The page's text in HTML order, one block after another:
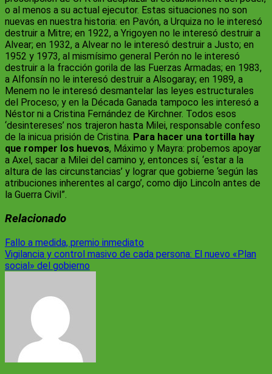
o al menos a su actual ejecutor. Estas situaciones no son
nuevas en nuestra historia: en Pavón, a Urquiza no le interesó
destruir a Mitre; en 1922, a Yrigoyen no le interesó destruir a
Alvear; en 1932, a Alvear no le interesó destruir a Justo; en
1952 y 1973, al mismísimo general Perón no le interesó
destruir a la fracción gorila de las Fuerzas Armadas; en 1983,
a Alfonsín no le interesó destruir a Alsogaray; en 1989, a
Menem no le interesó desmantelar las leyes estructurales
del Proceso; y en la Década Ganada tampoco les interesó a
Néstor ni a Cristina Fernández de Kirchner. Todos esos
‘desintereses’ nos trajeron hasta Milei, responsable confeso
de la inicua prisión de Cristina. Para hacer una tortilla hay
que romper los huevos, Máximo y Mayra: probemos apoyar
a Axel, sacar a Milei del camino y, entonces sí, ‘estar a la
altura de las circunstancias’ y lograr que gobierne ‘según las
atribuciones inherentes al cargo’, como dijo Lincoln antes de
la Guerra Civil”.
Relacionado
Navegación
de
Fallo a medida, premio inmediato
Vigilancia y control masivo de cada persona: El nuevo «Plan
social» del gobierno